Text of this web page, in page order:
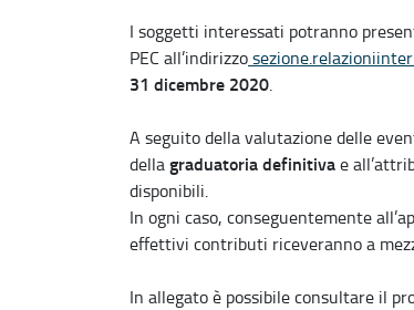
I soggetti interessati potranno
PEC all’indirizzo
31 dicembre 2020.
A seguito della valutazione delle
dellagraduatoria definitivae
disponibili.
In ogni caso, conseguentemente
effettivi contributi riceveranno a
In allegato è possibile consultare il